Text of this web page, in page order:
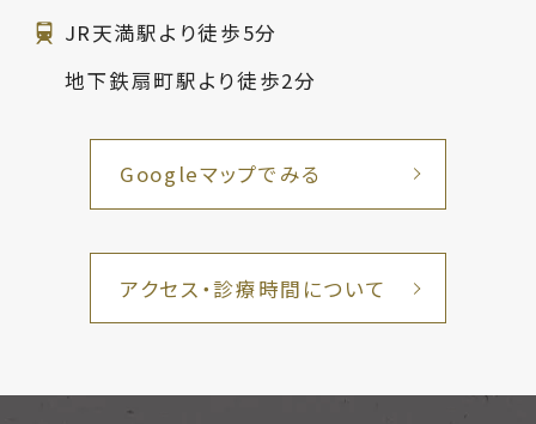
JR天満駅より徒歩5分
地下鉄扇町駅より徒歩2分
Googleマップでみる
アクセス・診療時間について